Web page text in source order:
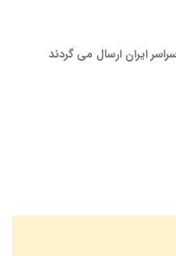
ایران ارسال می گردند